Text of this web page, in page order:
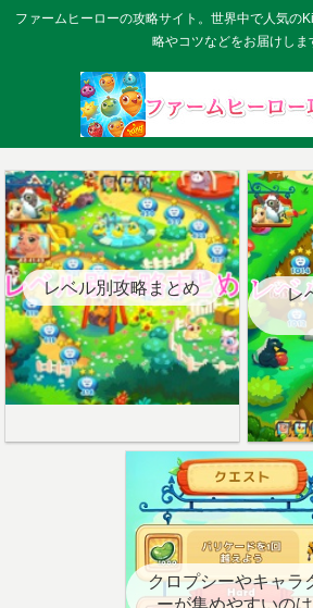
ファームヒーローの攻略サイト。世界中で人気の
略やコツなどをお届けしま
レベル別攻略まとめ
レ
クロプシーやキャラ
ーが集めやすいの